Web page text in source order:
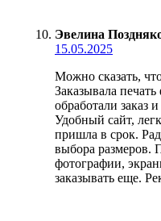
Эвелина
15.05.2025
Можно сказать,
Заказывала
обработали заказ
Удобный сайт,
пришла в срок.
выбора размеров.
фотографии,
заказывать еще.